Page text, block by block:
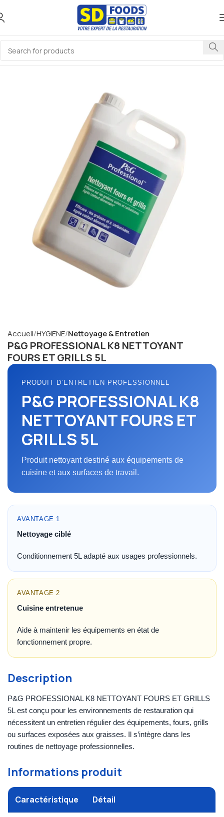
Accueil HYGIENE Nettoyage & Entretien
P&G PROFESSIONAL K8 NETTOYANT
FOURS ET GRILLS 5L
PRODUIT D’ENTRETIEN PROFESSIONNEL
P&G PROFESSIONAL K8
NETTOYANT FOURS ET
GRILLS 5L
Produit nettoyant destiné aux équipements de
cuisine et aux surfaces de travail.
AVANTAGE 1
Nettoyage ciblé
Conditionnement 5L adapté aux usages professionnels.
AVANTAGE 2
Cuisine entretenue
Aide à maintenir les équipements en état de
fonctionnement propre.
Description
P&G PROFESSIONAL K8 NETTOYANT FOURS ET GRILLS
5L est conçu pour les environnements de restauration qui
nécessitent un entretien régulier des équipements, fours, grills
ou surfaces exposées aux graisses. Il s’intègre dans les
routines de nettoyage professionnelles.
Informations produit
Caractéristique Détail